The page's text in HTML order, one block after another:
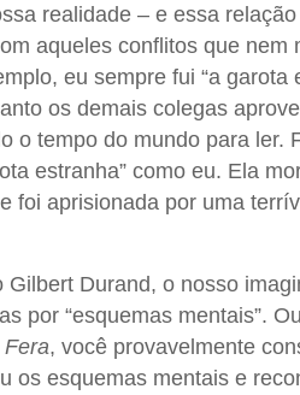
realidade – e essa
aqueles conflitos que nem
eu sempre fui “a garota
os demais colegas
o tempo do mundo para ler.
estranha” como eu. Ela
foi aprisionada por uma
Gilbert Durand, o nosso
por “esquemas mentais”.
, você provavelmente
os esquemas mentais e